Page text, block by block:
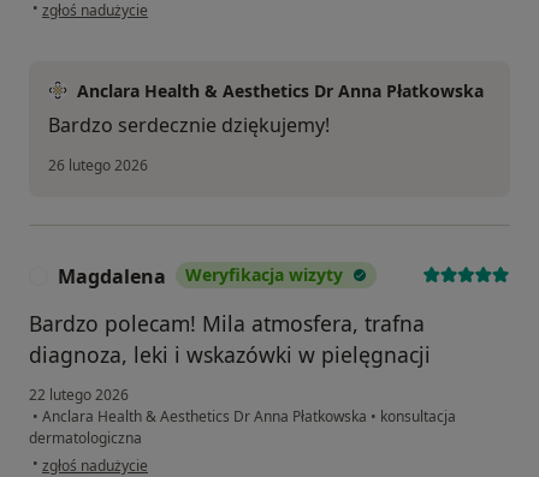
• zgłoś nadużycie
Anclara Health & Aesthetics Dr Anna Płatkowska
Bardzo serdecznie dziękujemy!
26 lutego 2026
Magdalena Weryfikacja wizyty
Bardzo polecam! Mila atmosfera, trafna
diagnoza, leki i wskazówki w pielęgnacji
22 lutego 2026
• Anclara Health & Aesthetics Dr Anna Płatkowska • konsultacja
dermatologiczna
• w opinii użytkownika Magdalena
zgłoś nadużycie